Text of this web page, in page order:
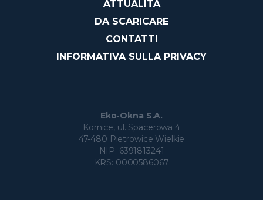
ATTUALITÀ
DA SCARICARE
CONTATTI
INFORMATIVA SULLA PRIVACY
Eko-Okna S.A.
Kornice, ul. Spacerowa 4
47-480 Pietrowice Wielkie
NIP: 6391813241
KRS: 0000586067